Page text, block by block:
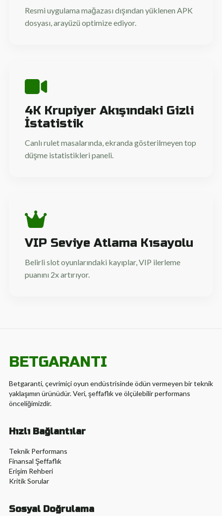
Resmi uygulama mağazası dışından yüklenen APK
dosyası, arayüzü optimize ediyor.
4K Krupiyer Akışındaki Gizli
İstatistik
Canlı rulet masalarında, ekranda gösterilmeyen top
düşme istatistikleri paneli.
VIP Seviye Atlama Kısayolu
Belirli slot oyunlarındaki kayıplar, VIP ilerleme
puanını 2x artırıyor.
BETGARANTI
Betgaranti, çevrimiçi oyun endüstrisinde ödün vermeyen bir teknik
yaklaşımın ürünüdür. Veri, şeffaflık ve ölçülebilir performans
önceliğimizdir.
Hızlı Bağlantılar
Teknik Performans
Finansal Şeffaflık
Erişim Rehberi
Kritik Sorular
Sosyal Doğrulama